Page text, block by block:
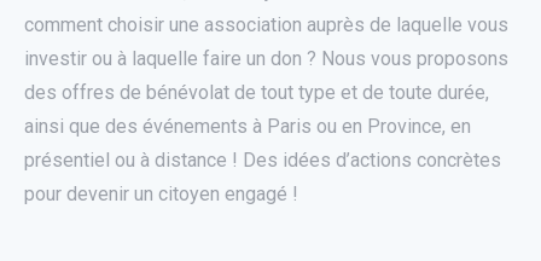
comment choisir une association auprès de laquelle vous
investir ou à laquelle faire un don ? Nous vous proposons
des offres de bénévolat de tout type et de toute durée,
ainsi que des événements à Paris ou en Province, en
présentiel ou à distance ! Des idées d’actions concrètes
pour devenir un citoyen engagé !